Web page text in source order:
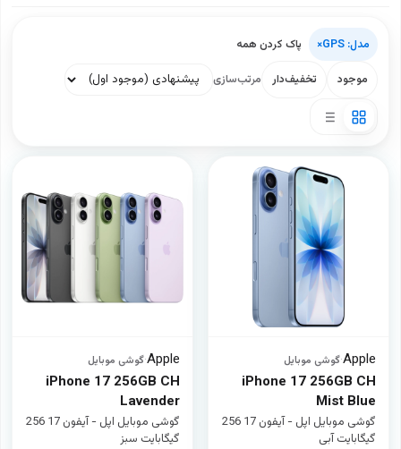
مدل: GPS ×
پاک کردن همه
موجود
تخفیف‌دار مرتب‌سازی
Apple
·گوشی موبایل
iPhone 17 256GB CH
Lavender
گوشی موبایل اپل - آیفون 17 256
گیگابایت سبز
Apple
·گوشی موبایل
iPhone 17 256GB CH
Mist Blue
گوشی موبایل اپل - آیفون 17 256
گیگابایت آبی